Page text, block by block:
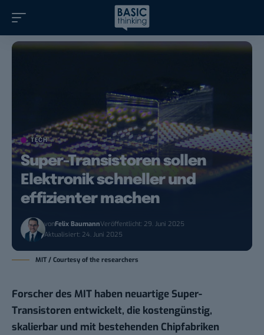
TECH
Super-Transistoren sollen
Elektronik schneller und
effizienter machen
vonFelix BaumannVeröffentlicht: 29. Juni 2025
Aktualisiert: 24. Juni 2025
MIT / Courtesy of the researchers
Forscher des MIT haben neuartige Super-
Transistoren entwickelt, die kostengünstig,
skalierbar und mit bestehenden Chipfabriken